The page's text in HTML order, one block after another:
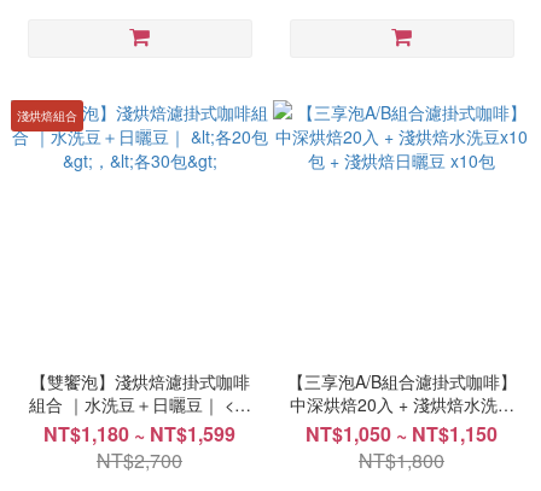
淺烘焙組合
【雙饗泡】淺烘焙濾掛式咖啡
組合 ｜水洗豆＋日曬豆｜ <各
20包>，<各30包>
NT$1,180 ~ NT$1,599
NT$2,700
【三享泡A/B組合濾掛式咖啡】
中深烘焙20入 + 淺烘焙水洗豆
x10包 + 淺烘焙日曬豆 x10包
NT$1,050 ~ NT$1,150
NT$1,800